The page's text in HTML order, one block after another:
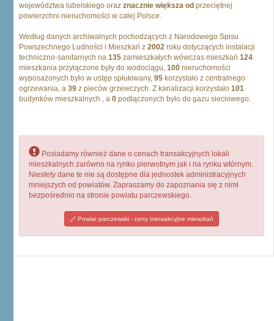
województwa lubelskiego oraz znacznie większa od przeciętnej
powierzchni nieruchomości w całej Polsce.
Według danych archiwalnych pochodzących z Narodowego Spisu
Powszechnego Ludności i Mieszkań z 2002 roku dotyczących instalacji
techniczno-sanitarnych na 135 zamieszkałych wówczas mieszkań 124
mieszkania przyłączone były do wodociągu, 100 nieruchomości
wyposażonych było w ustęp spłukiwany, 95 korzystało z centralnego
ogrzewania, a 39 z pieców grzewczych. Z kanalizacji korzystało 101
budynków mieszkalnych , a 0 podłączonych było do gazu sieciowego.
Posiadamy również dane o cenach transakcyjnych lokali
mieszkalnych zarówno na rynku pierwotnym jak i na rynku wtórnym.
Niestety dane te nie są dostępne dla jednostek administracyjnych
mniejszych od powiatów. Zapraszamy do zapoznania się z nimi
bezpośrednio na stronie powiatu parczewskiego.
Powiat parczewski - ceny transakcyjne mieszkań